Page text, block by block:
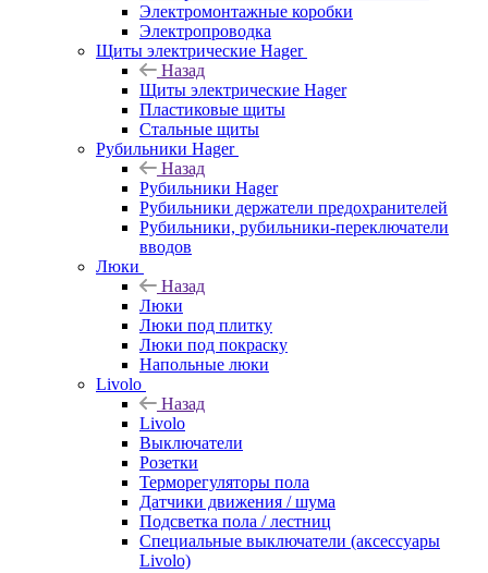
Электромонтажные коробки
Электропроводка
Щиты электрические Hager
Назад
Щиты электрические Hager
Пластиковые щиты
Стальные щиты
Рубильники Hager
Назад
Рубильники Hager
Рубильники держатели предохранителей
Рубильники, рубильники-переключатели
вводов
Люки
Назад
Люки
Люки под плитку
Люки под покраску
Напольные люки
Livolo
Назад
Livolo
Выключатели
Розетки
Терморегуляторы пола
Датчики движения / шума
Подсветка пола / лестниц
Специальные выключатели (аксессуары
Livolo)